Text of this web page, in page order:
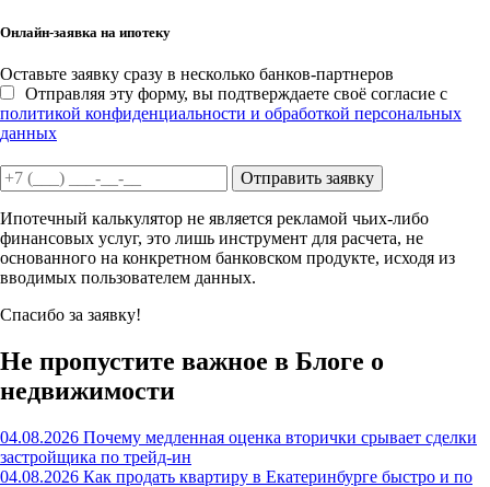
Онлайн-заявка на ипотеку
Оставьте заявку сразу в несколько банков-партнеров
Отправляя эту форму, вы подтверждаете своё согласие с
политикой конфиденциальности и обработкой персональных
данных
Отправить заявку
Ипотечный калькулятор не является рекламой чьих-либо
финансовых услуг, это лишь инструмент для расчета, не
основанного на конкретном банковском продукте, исходя из
вводимых пользователем данных.
Спасибо за заявку!
Не пропустите важное в Блоге о
недвижимости
04.08.2026 Почему медленная оценка вторички срывает сделки
застройщика по трейд-ин
04.08.2026 Как продать квартиру в Екатеринбурге быстро и по